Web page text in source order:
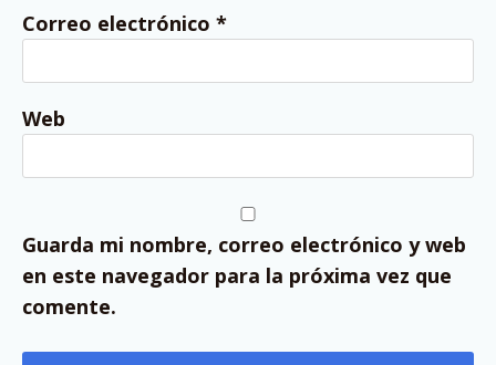
Correo electrónico *
Web
Guarda mi nombre, correo electrónico y web
en este navegador para la próxima vez que
comente.